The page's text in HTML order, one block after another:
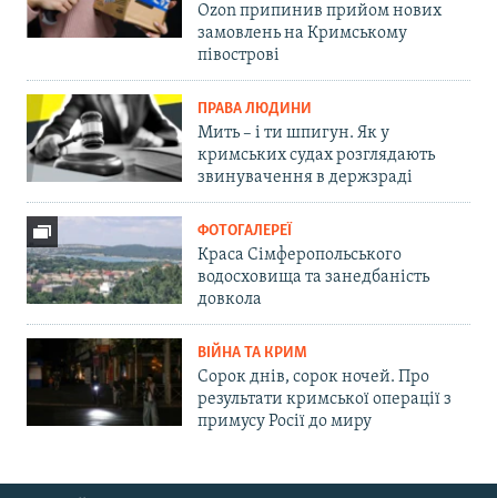
Ozon припинив прийом нових
замовлень на Кримському
півострові
ПРАВА ЛЮДИНИ
Мить – і ти шпигун. Як у
кримських судах розглядають
звинувачення в держзраді
ФОТОГАЛЕРЕЇ
Краса Сімферопольського
водосховища та занедбаність
довкола
ВІЙНА ТА КРИМ
Сорок днів, сорок ночей. Про
результати кримської операції з
примусу Росії до миру